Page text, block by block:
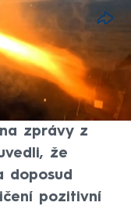
unikátní
moři.
zprávy z
že
doposud
pozitivní